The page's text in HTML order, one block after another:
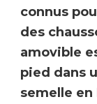
connus
des
amovible
pied dans
semelle en